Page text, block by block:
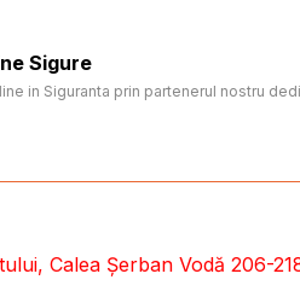
Sigure
in Siguranta prin partenerul nostru
Calea Șerban Vodă 206-